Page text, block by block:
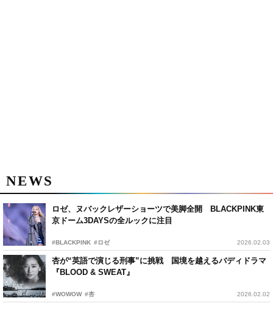
NEWS
ロゼ、ヌバックレザーショーツで美脚全開 BLACKPINK東
京ドーム3DAYSの全ルックに注目
#BLACKPINK #ロゼ 2026.02.03
杏が“英語で演じる刑事”に挑戦 国境を越えるバディドラマ
『BLOOD & SWEAT』
#WOWOW #杏 2026.02.02